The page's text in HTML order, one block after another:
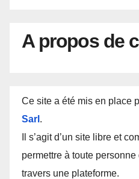
A propos de
Ce site a été mis en place
Sarl .
Il s’agit d’un site libre et
permettre à toute
travers une plateforme.